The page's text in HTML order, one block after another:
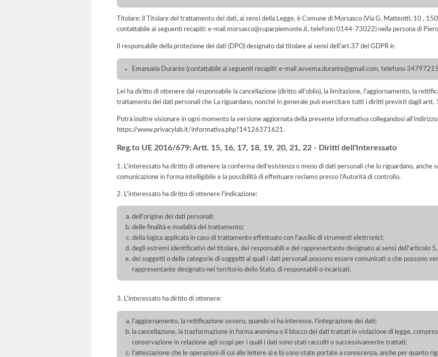
Titolare: il Titolare del trattamento dei dati, ai sensi della Legge, è Comune di Morsasco (Via G. Matteotti, 10 ,
contattabile ai seguenti recapiti: e-mail morsasco@ruparpiemonte.it, telefono 0144-73022) nella persona di
Il responsabile della protezione dei dati (DPO) designato dal titolare ai sensi dell'art.37 del GDPR è:
Emanuela Durante (contattabile ai seguenti recapiti: e-mail avvema.durante@gmail.com, telefono
Lei ha diritto di ottenere dal responsabile la cancellazione (diritto all'oblio), la limitazione, l'aggiornamento, la
trattamento dei dati personali che La riguardano, nonché in generale può esercitare tutti i diritti previsti dagli
Potrà inoltre visionare in ogni momento la versione aggiornata della presente informativa collegandosi
https://www.privacylab.it/informativa.php?14126371621 .
Reg.to UE 2016/679: Artt. 15, 16, 17, 18, 19, 20, 21, 22 - Diritti dell'Interessato
1. L'interessato ha diritto di ottenere la conferma dell'esistenza o meno di dati personali che lo riguardano, anche
comunicazione in forma intelligibile e la possibilità di effettuare reclamo presso l’Autorità di controllo.
2. L'interessato ha diritto di ottenere l'indicazione:
dell'origine dei dati personali;
delle finalità e modalità del trattamento;
della logica applicata in caso di trattamento effettuato con l'ausilio di strumenti elettronici;
degli estremi identificativi del titolare, dei responsabili e del rappresentante designato ai sensi dell'articolo
dei soggetti o delle categorie di soggetti ai quali i dati personali possono essere comunicati o che possono
rappresentante designato nel territorio dello Stato, di responsabili o incaricati.
3. L'interessato ha diritto di ottenere:
l'aggiornamento, la rettificazione ovvero, quando vi ha interesse, l'integrazione dei dati;
la cancellazione, la trasformazione in forma anonima o il blocco dei dati trattati in violazione di legge,
conservazione in relazione agli scopi per i quali i dati sono stati raccolti o successivamente trattati;
l'attestazione che le operazioni di cui alle lettere a) e b) sono state portate a conoscenza, anche per quanto